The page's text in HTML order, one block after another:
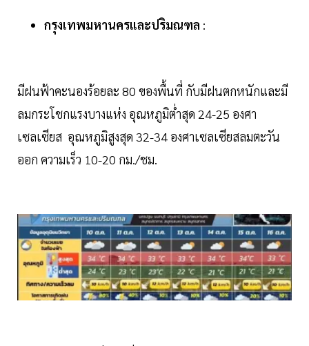
กรุงเทพมหานครและปริมณฑล :
มีฝนฟ้าคะนองร้อยละ 80 ของพื้นที่ กับมีฝนตกหนักและมี
ลมกระโชกแรงบางแห่ง อุณหภูมิต่ำสุด 24-25 องศา
เซลเซียส อุณหภูมิสูงสุด 32-34 องศาเซลเซียสลมตะวัน
ออก ความเร็ว 10-20 กม./ชม.